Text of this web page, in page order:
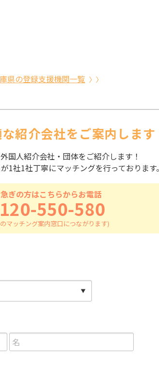
県の登録支援機関一覧
紹介会社をご案内します
国人紹介会社・団体をご紹介します！
1社1社丁寧にマッチングを行っております。
ぎの方はこちらからお電話
550-580